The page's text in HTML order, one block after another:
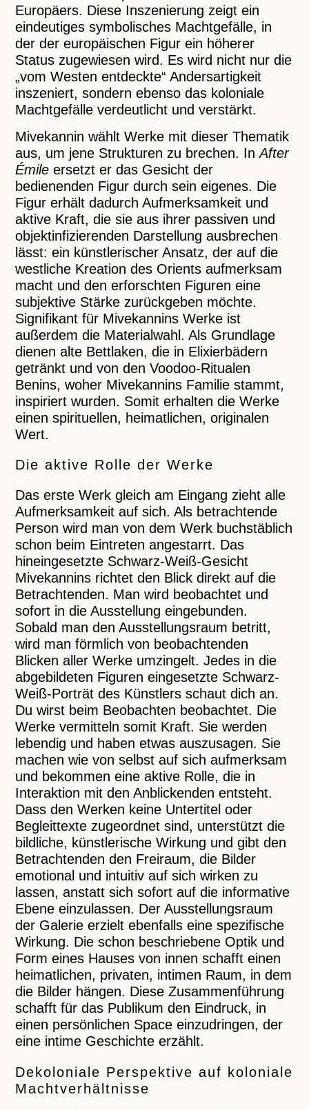
Europäers. Diese Inszenierung zeigt ein
eindeutiges symbolisches Machtgefälle, in
der der europäischen Figur ein höherer
Status zugewiesen wird. Es wird nicht nur die
„vom Westen entdeckte“ Andersartigkeit
inszeniert, sondern ebenso das koloniale
Machtgefälle verdeutlicht und verstärkt.
Mivekannin wählt Werke mit dieser Thematik
aus, um jene Strukturen zu brechen. InAfter
Émile ersetzt er das Gesicht der
bedienenden Figur durch sein eigenes. Die
Figur erhält dadurch Aufmerksamkeit und
aktive Kraft, die sie aus ihrer passiven und
objektinfizierenden Darstellung ausbrechen
lässt: ein künstlerischer Ansatz, der auf die
westliche Kreation des Orients aufmerksam
macht und den erforschten Figuren eine
subjektive Stärke zurückgeben möchte.
Signifikant für Mivekannins Werke ist
außerdem die Materialwahl. Als Grundlage
dienen alte Bettlaken, die in Elixierbädern
getränkt und von den Voodoo-Ritualen
Benins, woher Mivekannins Familie stammt,
inspiriert wurden. Somit erhalten die Werke
einen spirituellen, heimatlichen, originalen
Wert.
Die aktive Rolle der Werke
Das erste Werk gleich am Eingang zieht alle
Aufmerksamkeit auf sich. Als betrachtende
Person wird man von dem Werk buchstäblich
schon beim Eintreten angestarrt. Das
hineingesetzte Schwarz-Weiß-Gesicht
Mivekannins richtet den Blick direkt auf die
Betrachtenden. Man wird beobachtet und
sofort in die Ausstellung eingebunden.
Sobald man den Ausstellungsraum betritt,
wird man förmlich von beobachtenden
Blicken aller Werke umzingelt. Jedes in die
abgebildeten Figuren eingesetzte Schwarz-
Weiß-Porträt des Künstlers schaut dich an.
Du wirst beim Beobachten beobachtet. Die
Werke vermitteln somit Kraft. Sie werden
lebendig und haben etwas auszusagen. Sie
machen wie von selbst auf sich aufmerksam
und bekommen eine aktive Rolle, die in
Interaktion mit den Anblickenden entsteht.
Dass den Werken keine Untertitel oder
Begleittexte zugeordnet sind, unterstützt die
bildliche, künstlerische Wirkung und gibt den
Betrachtenden den Freiraum, die Bilder
emotional und intuitiv auf sich wirken zu
lassen, anstatt sich sofort auf die informative
Ebene einzulassen. Der Ausstellungsraum
der Galerie erzielt ebenfalls eine spezifische
Wirkung. Die schon beschriebene Optik und
Form eines Hauses von innen schafft einen
heimatlichen, privaten, intimen Raum, in dem
die Bilder hängen. Diese Zusammenführung
schafft für das Publikum den Eindruck, in
einen persönlichen Space einzudringen, der
eine intime Geschichte erzählt.
Dekoloniale Perspektive auf koloniale
Machtverhältnisse